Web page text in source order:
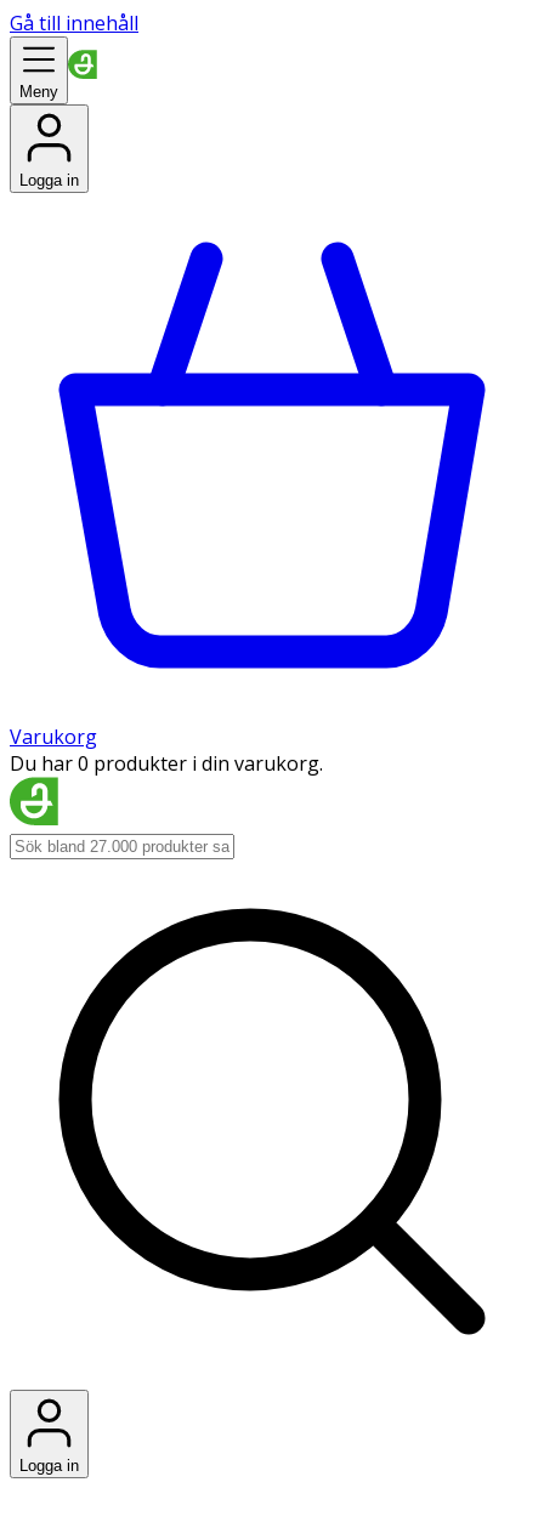
Gå till innehåll
Meny
Logga in
Varukorg
Du har 0 produkter i din varukorg.
Logga in